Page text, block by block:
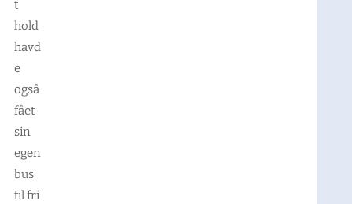
t
hold
havd
e
også
fået
sin
egen
bus
til fri